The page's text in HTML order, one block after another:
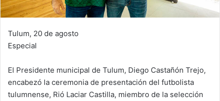
Tulum, 20 de agosto
Especial
El Presidente municipal de Tulum, Diego Castañón Trejo,
encabezó la ceremonia de presentación del futbolista
tulumnense, Rió Laciar Castilla, miembro de la selección